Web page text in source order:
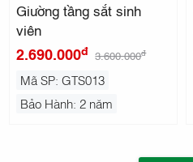
Giường tầng sắt sinh
viên
2.690.000đ 3.600.000đ
Mã SP: GTS013
Bảo Hành: 2 năm